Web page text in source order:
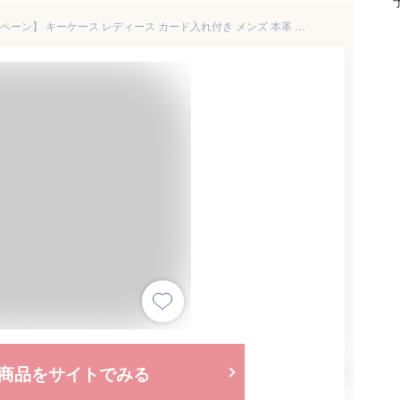
品をサイトでみる